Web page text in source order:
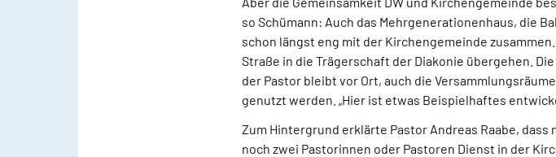
so Schümann: Auch das Mehrgenerationenhaus, die
schon längst eng mit der Kirchengemeinde
Straße in die Trägerschaft der Diakonie übergehen.
der Pastor bleibt vor Ort, auch die
genutzt werden. „Hier ist etwas Beispielhaftes
Zum Hintergrund erklärte Pastor Andreas Raabe,
noch zwei Pastorinnen oder Pastoren Dienst in der